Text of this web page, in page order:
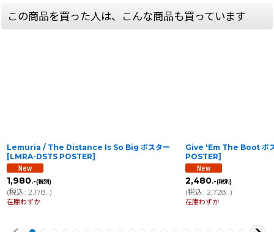
この商品を買った人は、こんな商品も買っています
Lemuria / The Distance Is So Big ポスター
[LMRA-DSTS POSTER]
1,980.-(税別)
(税込: 2,178 .-)
在庫わずか
Give 'Em The Boot ポ
POSTER]
2,480.-(税別)
(税込: 2,728 .-)
在庫わずか